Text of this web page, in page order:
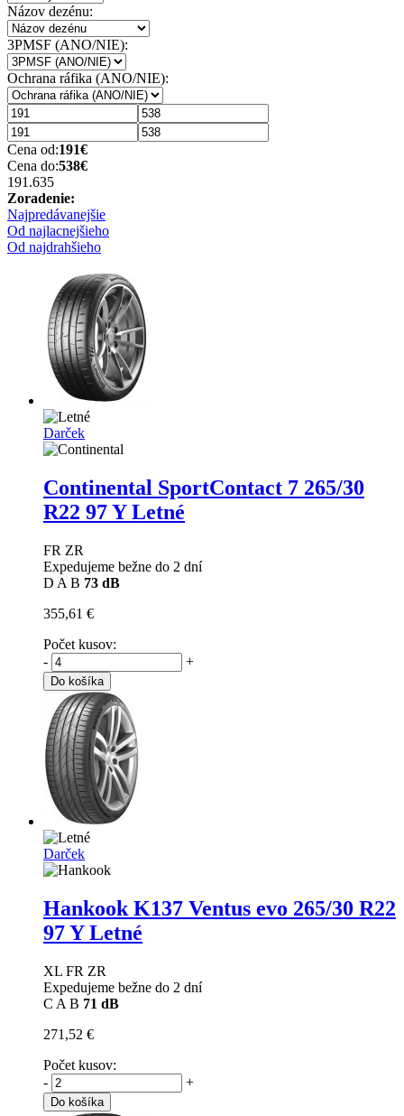
Názov dezénu:
3PMSF (ANO/NIE):
Ochrana ráfika (ANO/NIE):
Cena od:191€
Cena do:538€
191.635
Zoradenie:
Najpredávanejšie
Od najlacnejšieho
Od najdrahšieho
Darček
Continental SportContact 7 265/30
R22 97 Y Letné
FR ZR
Expedujeme bežne do 2 dní
D A B 73 dB
355,61 €
Počet kusov:
-
+
Do košíka
Darček
Hankook K137 Ventus evo 265/30 R22
97 Y Letné
XL FR ZR
Expedujeme bežne do 2 dní
C A B 71 dB
271,52 €
Počet kusov:
-
+
Do košíka